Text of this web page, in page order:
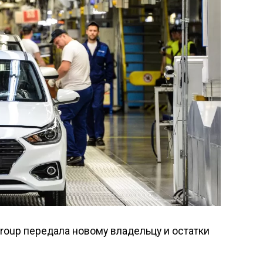
передала новому владельцу и остатки